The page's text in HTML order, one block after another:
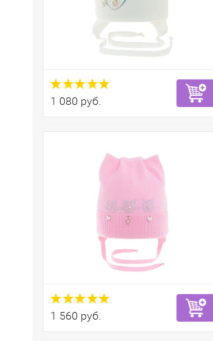
1 080 руб.
1 560 руб.